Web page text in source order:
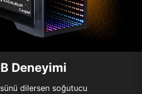
Deneyimi
dilersen soğutucu